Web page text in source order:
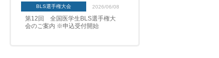
BLS選手権大会 2026/06/08
第12回 全国医学生BLS選手権大
会のご案内 ※申込受付開始